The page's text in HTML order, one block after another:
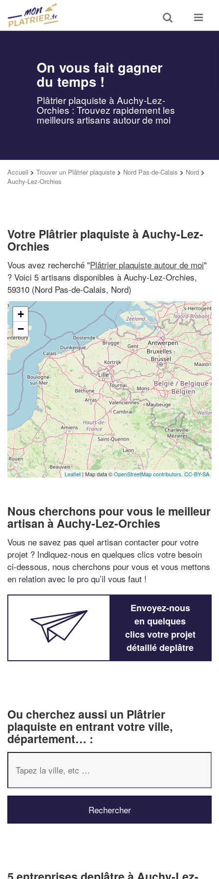
Toggle
search
Toggle
On vous fait gagner
du temps !
Plâtrier plaquiste à Auchy-Lez-
Orchies : Trouvez rapidement les
meilleurs artisans autour de moi
Accueil > Trouver un Plâtrier plaquiste > Nord Pas-de-Calais > Nord >
Auchy-Lez-Orchies
Votre Plâtrier plaquiste à Auchy-Lez-
Orchies
Vous avez recherché "Plâtrier plaquiste autour de moi"
? Voici 5 artisans disponibles à Auchy-Lez-Orchies,
59310 (Nord Pas-de-Calais, Nord)
+
−
Leaflet | Map data ©OpenStreetMap contributors, CC-BY-SA
Nous cherchons pour vous le meilleur
artisan à Auchy-Lez-Orchies
Vous ne savez pas quel artisan contacter pour votre
projet ? Indiquez-nous en quelques clics votre besoin
ci-dessous, nous cherchons pour vous et vous mettons
en relation avec le pro qu’il vous faut !
Envoyez-nous
en quelques
clics votre projet
détaillé deplâtre
Ou cherchez aussi un Plâtrier
plaquiste en entrant votre ville,
département… :